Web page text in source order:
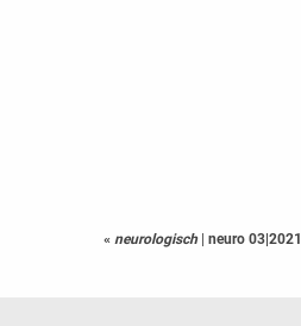
« neurologisch | neuro 03|2021